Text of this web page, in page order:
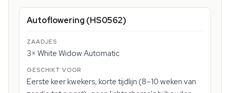
Autoflowering (HS0562)
3× White Widow Automatic
Eerste keer kwekers, korte tijdlijn (8–10 weken van